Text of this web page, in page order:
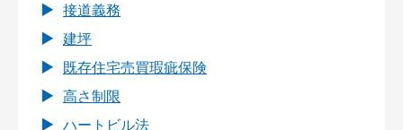
接道義務
建坪
既存住宅売買瑕疵保険
高さ制限
ハートビル法